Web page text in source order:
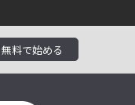
無料で始める